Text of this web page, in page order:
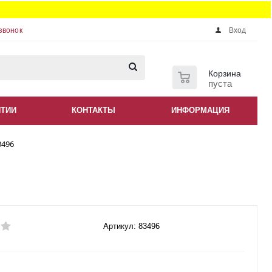
Вход
Корзина
пуста
КОНТАКТЫ ИНФОРМАЦИЯ
Артикул: 83496